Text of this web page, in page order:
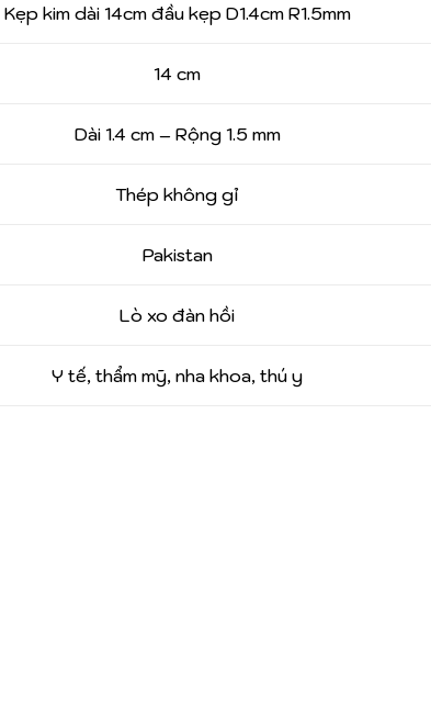
Kẹp kim dài 14cm đầu kẹp D1.4cm R1.5mm
14 cm
Dài 1.4 cm – Rộng 1.5 mm
Thép không gỉ
Pakistan
Lò xo đàn hồi
Y tế, thẩm mỹ, nha khoa, thú y